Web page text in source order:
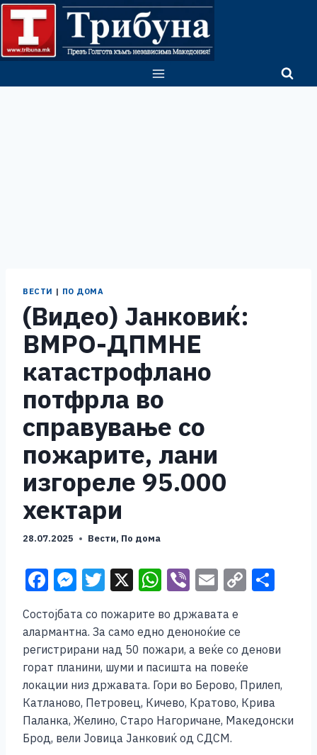
Skip
content
ВЕСТИ | ПО ДОМА
(Видео) Јанковиќ:
ВМРО-ДПМНЕ
катастрофлано
потфрла во
справување со
пожарите, лани
изгореле 95.000
хектари
28.07.2025 Вести, По дома
F
a
c
e
b
o
o
k
M
ss
e
n
g
er
T
tt
er
X W
at
s
A
p
p
Vi
er
E
ai
l
C
y
Li
n
k
e
Состојбата со пожарите во државата е
алармантна. За само едно деноноќие се
регистрирани над 50 пожари, а веќе со денови
горат планини, шуми и пасишта на повеќе
локации низ државата. Гори во Берово, Прилеп,
Катланово, Петровец, Кичево, Кратово, Крива
Паланка, Желино, Старо Нагоричане, Македонски
Брод, вели Јовица Јанковиќ од СДСМ.